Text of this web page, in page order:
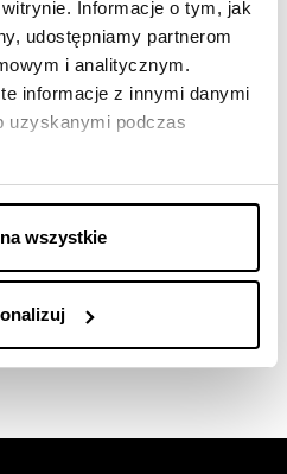
Informacje o tym, jak
udostępniamy partnerom
i analitycznym.
informacje z innymi danymi
uzyskanymi podczas
wszystkie
w
Awards 2026